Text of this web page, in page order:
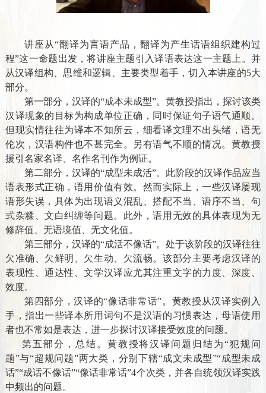
讲座从“翻译为言语产品，翻译为产生话语组织建构过
程”这一命题出发，将讲座主题引入译语表达这一主题上。并
从汉译组构、思维和逻辑、主要类型着手，切入本讲座的5大
部分。
第一部分，汉译的“成本未成型”。黄教授指出，探讨该类
汉译现象的目标为构成单位正确，同时保证句子语气通顺。
但现实情往往为译本不知所云，细看译文理不出头绪，语无
伦次，汉语构件也不甚完全。另有语气不顺的情况。黄教授
援引名家名译、名作名刊作为例证。
第二部分，汉译的“成型未成活”。 此阶段的汉译作品应当
语表形式正确，语用价值有效。然而实际上，一些汉译屡现
语形失误，具体为出现语义混乱、搭配不当、语序不当、句
式杂糅、文白纠缠等问题。此外，语用无效的具体表现为无
修辞值、无语境值、无文化值。
第三部分，汉译的“成活不像话”。处于该阶段的汉译往往
欠准确、欠鲜明、欠生动、欠流畅。该部分主要考虑汉译的
表现性、通达性、文学汉译应尤其注重文字的力度、深度、
效度。
第四部分，汉译的“像话非常话”。黄教授从汉译实例入
手，指出一些译本所用词句不是汉语的习惯表达，母语使用
者也不常如是表达，进一步探讨汉译接受效度的问题。
第五部分，总结。 黄教授将汉译问题归结为“犯规问
题”与“超规问题”两大类，分别下辖“成文未成型”“成型未成
话”“成话不像话”“像话非常话”4个次类，并各自统领汉译实践
中频出的问题。